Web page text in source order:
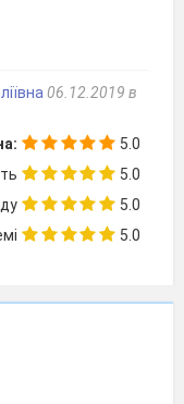
для
й
що
06.12.2019 в
5.0
5.0
5.0
5.0